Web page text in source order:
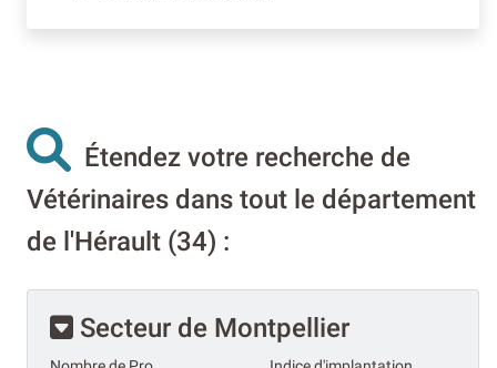
Étendez votre recherche de
Vétérinaires dans tout le département
de l'Hérault (34) :
Secteur de Montpellier